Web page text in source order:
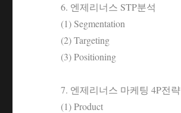
6. 엔제리너스 STP분석
(1) Segmentation
(2) Targeting
(3) Positioning
7. 엔제리너스 마케팅 4P전략
(1) Product